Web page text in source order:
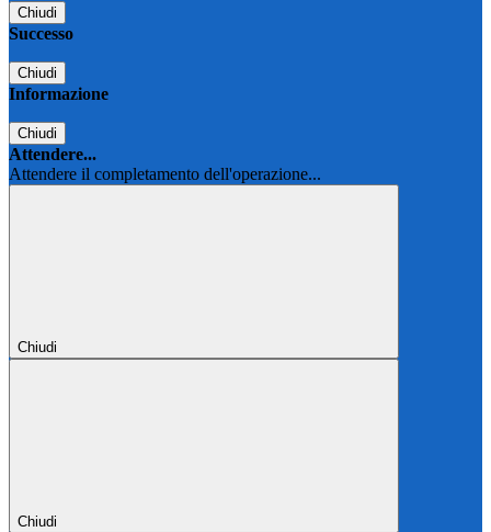
Chiudi
Successo
Chiudi
Informazione
Chiudi
Attendere...
Attendere il completamento dell'operazione...
Chiudi
Chiudi